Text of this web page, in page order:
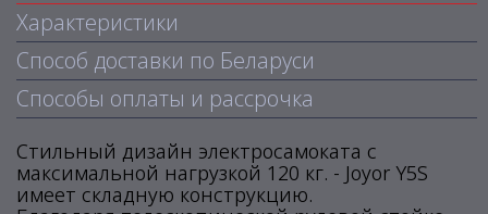
Характеристики
Способ доставки по Беларуси
Способы оплаты и рассрочка
Стильный дизайн электросамоката с
максимальной нагрузкой 120 кг. - Joyor Y5S
имеет складную конструкцию.